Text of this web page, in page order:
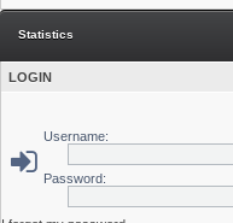
Statistics
LOGIN
Username:
Password: